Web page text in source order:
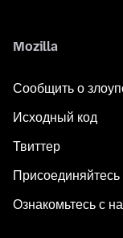
Mozilla
Сообщить о
Исходный код
Твиттер
Ознакомьтесь с